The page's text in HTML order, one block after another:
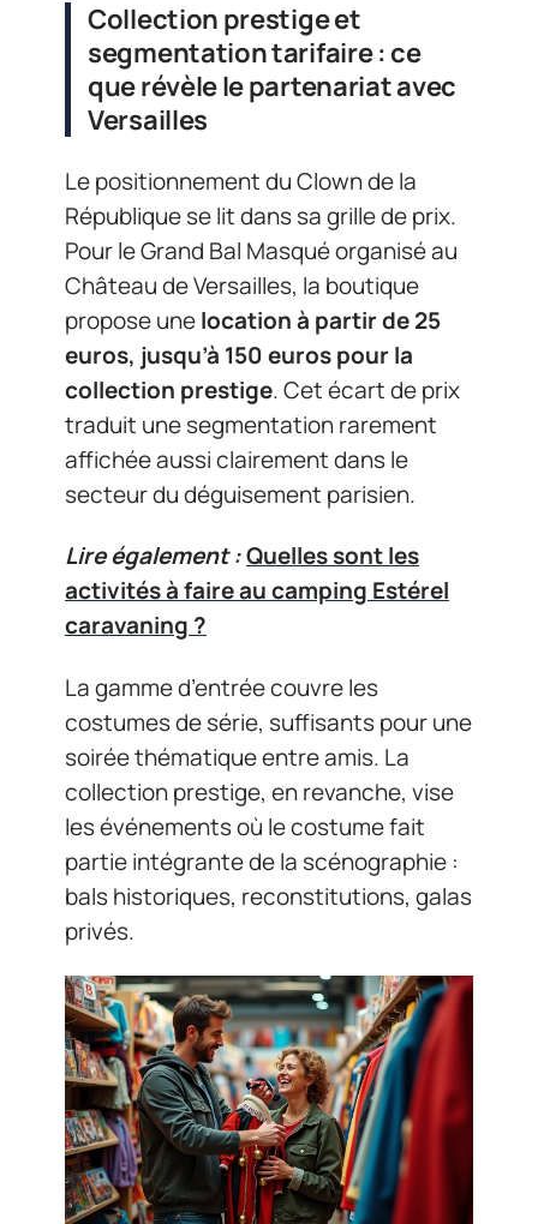
Collection prestige et
segmentation tarifaire : ce
que révèle le partenariat avec
Versailles
Le positionnement du Clown de la
République se lit dans sa grille de prix.
Pour le Grand Bal Masqué organisé au
Château de Versailles, la boutique
propose unelocation à partir de 25
euros, jusqu’à 150 euros pour la
collection prestige. Cet écart de prix
traduit une segmentation rarement
affichée aussi clairement dans le
secteur du déguisement parisien.
Lire également :Quelles sont les
activités à faire au camping Estérel
caravaning ?
La gamme d’entrée couvre les
costumes de série, suffisants pour une
soirée thématique entre amis. La
collection prestige, en revanche, vise
les événements où le costume fait
partie intégrante de la scénographie :
bals historiques, reconstitutions, galas
privés.